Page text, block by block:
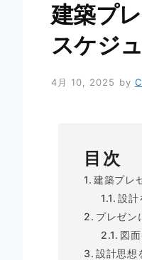
建築プ
スケジ
4月 10, 2025 by
目次
建築プレ
設計
プレゼン
図
設計思想